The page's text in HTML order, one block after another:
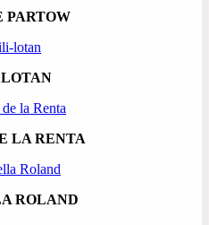
PARTOW
LA RENTA
ROLAND